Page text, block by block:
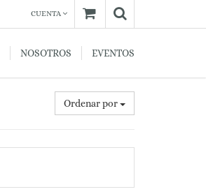
CUENTA
NOSOTROS EVENTOS
Ordenar por